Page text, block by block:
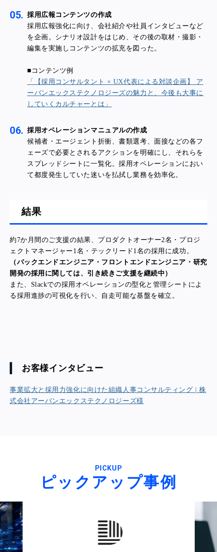
採用広報コンテンツの作成
採用広報強化に向け、会社紹介や社員インタビューなど
を企画。シナリオ設計をはじめ、その後の取材・撮影・
編集を実施しコンテンツの拡充を図った。
■コンテンツ例
「【採用コンサルタント × UX代表による対談企画】 ア
ーバンエックステクノロジーズの魅力と、今後も大事に
していくカルチャーとは」
採用オペレーションマニュアルの作成
候補者・エージェント折衝、書類選考、面接などの各フ
ェーズで必要とされるアクションを明確にし、それらを
スプレッドシートに一覧化。採用オペレーションにおい
て都度発生していた迷いを払拭し業務を効率化。
結果
約7か月間のご支援の結果、プロダクトオーナー2名・プロジ
ェクトマネージャー1名・テックリード1名の採用に成功。
（バックエンドエンジニア・フロントエンドエンジニア・研究
開発の採用に関しては、引き続きご支援を継続中）
また、Slackでの採用オペレーションの型化と管理シートによ
る採用進捗の可視化を行い、自走可能な基盤を確立。
お客様インタビュー
事業拡大と採用力強化に向けた組織人事コンサルティング | 株
式会社アーバンエックステクノロジーズ様
PICKUP
ピックアップ事例